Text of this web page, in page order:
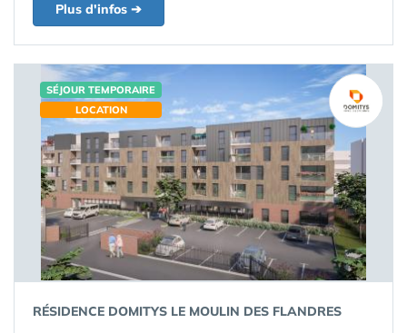
Plus d'infos ➔
SÉJOUR TEMPORAIRE
LOCATION
RÉSIDENCE DOMITYS LE MOULIN DES FLANDRES